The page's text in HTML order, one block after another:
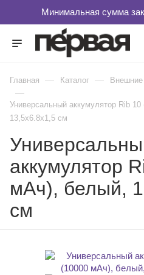
Главная — Каталог — Внешние
—
Универсальный аккумулятор Rib
13,5х6.8х1,5 см
аккумулятор
мАч), белый,
см